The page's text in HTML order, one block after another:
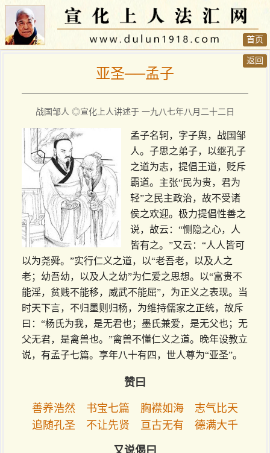
返回
首页
亚圣──孟子
战国邹人 ◎宣化上人讲述于 一九八七年八月二十二日
孟子名轲，字子舆，战国邹
人。子思之弟子，以继孔子
之道为志，提倡王道，贬斥
霸道。主张“民为贵，君为
轻”之民主政治，故不受诸
侯之欢迎。极力提倡性善之
说，故云：“恻隐之心，人
皆有之。”又云：“人人皆可
以为尧舜。”实行仁义之道，以“老吾老，以及人之
老；幼吾幼，以及人之幼”为仁爱之思想。以“富贵不
能淫，贫贱不能移，威武不能屈”，为正义之表现。当
时天下言，不归墨则归杨，为维持儒家之正统，故斥
曰：“杨氏为我，是无君也；墨氏兼爱，是无父也；无
父无君，是禽兽也。”禽兽不懂仁义之道。晚年设教立
说，有孟子七篇。享年八十有四，世人尊为“亚圣”。
赞曰
善养浩然 书宝七篇 胸襟如海 志气比天
追随孔圣 不让先贤 亘古无有 德满大千